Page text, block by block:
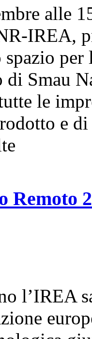
alle
IREA,
per
Smau
le
e
Remoto
l’IREA